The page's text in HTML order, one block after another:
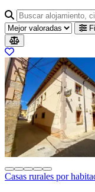
Buscar alojamiento,
Resultados del
Casas rurales por